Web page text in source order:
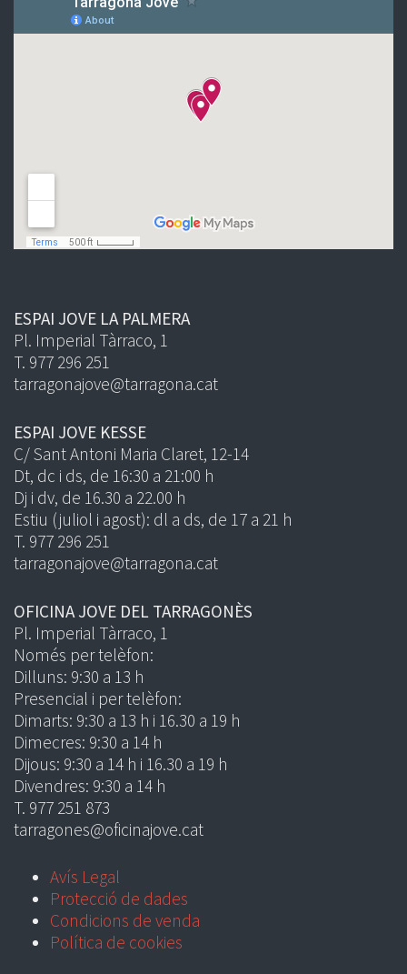
ESPAI JOVE LA PALMERA
Pl. Imperial Tàrraco, 1
T. 977 296 251
tarragonajove@tarragona.cat
ESPAI JOVE KESSE
C/ Sant Antoni Maria Claret, 12-14
Dt, dc i ds, de 16:30 a 21:00 h
Dj i dv, de 16.30 a 22.00 h
Estiu (juliol i agost): dl a ds, de 17 a 21 h
T. 977 296 251
tarragonajove@tarragona.cat
OFICINA JOVE DEL TARRAGONÈS
Pl. Imperial Tàrraco, 1
Només per telèfon:
Dilluns: 9:30 a 13 h
Presencial i per telèfon:
Dimarts: 9:30 a 13 h i 16.30 a 19 h
Dimecres: 9:30 a 14 h
Dijous: 9:30 a 14 h i 16.30 a 19 h
Divendres: 9:30 a 14 h
T. 977 251 873
tarragones@oficinajove.cat
Avís Legal
Protecció de dades
Condicions de venda
Política de cookies